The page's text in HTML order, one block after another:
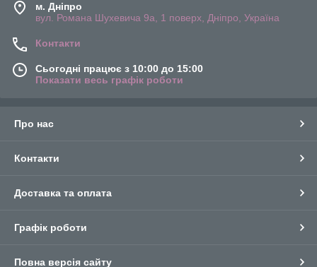
м. Дніпро
вул. Романа Шухевича 9а, 1 поверх, Дніпро, Україна
Контакти
Сьогодні працює з 10:00 до 15:00
Показати весь графік роботи
Про нас
Контакти
Доставка та оплата
Графік роботи
Повна версія сайту